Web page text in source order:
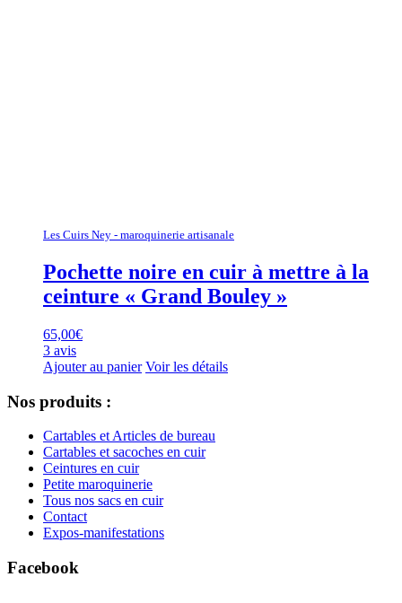
Les Cuirs Ney - maroquinerie artisanale
Pochette noire en cuir à mettre à la
ceinture « Grand Bouley »
65,00€
3 avis
Ajouter au panier Voir les détails
Nos produits :
Cartables et Articles de bureau
Cartables et sacoches en cuir
Ceintures en cuir
Petite maroquinerie
Tous nos sacs en cuir
Contact
Expos-manifestations
Facebook